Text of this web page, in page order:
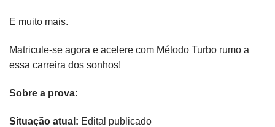
E muito mais.
Matricule-se agora e acelere com Método Turbo rumo a
essa carreira dos sonhos!
Sobre a prova:
​​Situação atual: Edital publicado